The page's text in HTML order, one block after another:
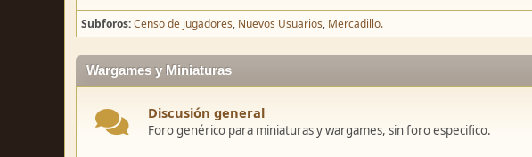
Subforos Censo de jugadores Nuevos Usuarios Mercadillo.
Wargames y Miniaturas
Discusión general
Foro genérico para miniaturas y wargames, sin foro especifico.